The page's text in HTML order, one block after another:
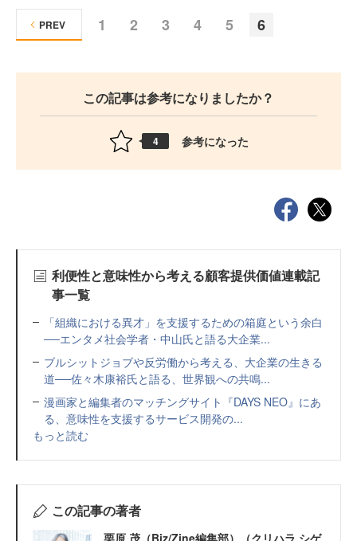
1 2 3 4 5 6
PREV
この記事は参考になりましたか？
4 参考になった
利便性と意味性から考える顧客提供価値連載記
事一覧
「組織における異才」を支援するための箱庭という余白
──エンタメ社会学者・中山氏と語る大企業...
ブルシットジョブや反労働から考える、大企業の生きる
道──佐々木康裕氏と語る、世界観への共鳴...
漫画家と編集者のマッチングサイト『DAYS NEO』にあ
る、意味性を支援するサービス開発の...
もっと読む
この記事の著者
栗原 茂（Biz/Zine編集部）（クリハラ シゲ